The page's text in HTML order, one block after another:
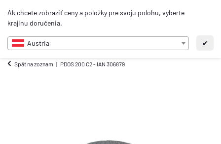
Ak chcete zobraziť ceny a položky pre svoju polohu, vyberte
krajinu doručenia.
Austria ✔
SK
Späť na zoznam PDOS 200 C2 - IAN 306879